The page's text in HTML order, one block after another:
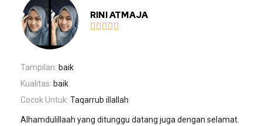
RINI ATMAJA
    
Tampilan: baik
Kualitas: baik
Cocok Untuk: Taqarrub illallah
Alhamdulillaah yang ditunggu datang juga dengan selamat.